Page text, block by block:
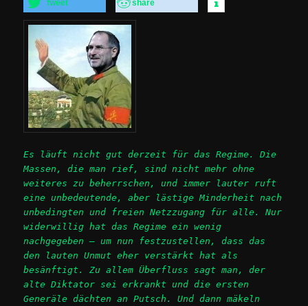
tweet share
Es läuft nicht gut derzeit für das Regime. Die
Massen, die man rief, sind nicht mehr ohne
weiteres zu beherrschen, und immer lauter ruft
eine unbedeutende, aber lästige Minderheit nach
unbedingten und freien Netzzugang für alle. Nur
widerwillig hat das Regime ein wenig
nachgegeben – um nun festzustellen, dass das
den lauten Unmut eher verstärkt hat als
besänftigt. Zu allem Überfluss sagt man, der
alte Diktator sei erkrankt und die ersten
Generäle dächten an Putsch. Und dann mäkeln